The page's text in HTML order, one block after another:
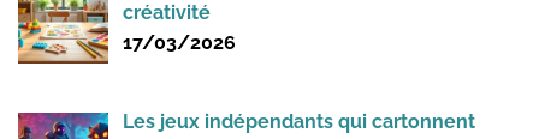
créativité
17/03/2026
Les jeux indépendants qui cartonnent